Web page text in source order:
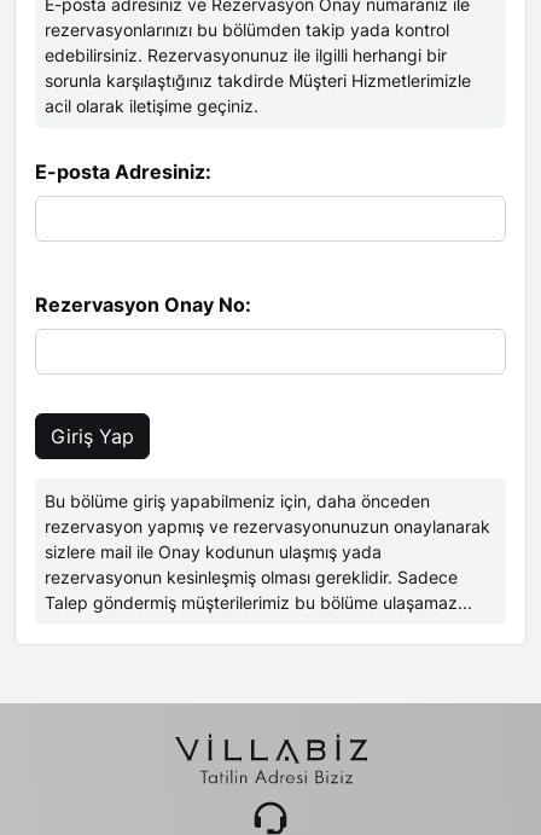
Deniz Manzaralı Villa Seçenekleri
Kapalı Havuzlu Villa Seçenekleri
Evcil Hayvan İzinli Villa Seçenekleri
Geniş Aileye Uygun Villa Seçenekleri
Arkadaş Grubu Kabul Eden Villa Seçenekleri
Kayaköy Kiralık Villa
Antalya Merkez Kiralık Villa
Yorumlar
Nasıl Kiralarım
Kiralama Sözleşmesi
Hakkımızda
Şirket Bilgilerimiz
Ofisimiz
Fethiye Jeep Safari
Fethiye Atv Safari
Fethiye Havaalanı Transfer
Fethiye At Turu
Fethiye Araç Kiralama
Fethiye Tekne Turları
Fethiye Saklıkent Turu
İletişim
2026 Erken Rezervasyon
E-posta adresiniz ve Rezervasyon Onay numaranız ile
rezervasyonlarınızı bu bölümden takip yada kontrol
edebilirsiniz. Rezervasyonunuz ile ilgilli herhangi bir
sorunla karşılaştığınız takdirde Müşteri Hizmetlerimizle
acil olarak iletişime geçiniz.
E-posta Adresiniz:
Rezervasyon Onay No:
Giriş Yap
Bu bölüme giriş yapabilmeniz için, daha önceden
rezervasyon yapmış ve rezervasyonunuzun onaylanarak
sizlere mail ile Onay kodunun ulaşmış yada
rezervasyonun kesinleşmiş olması gereklidir. Sadece
Talep göndermiş müşterilerimiz bu bölüme ulaşamaz...